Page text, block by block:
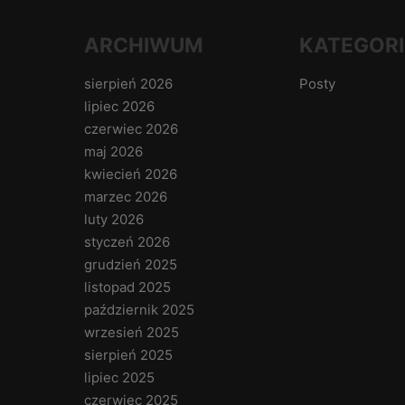
ARCHIWUM
sierpień 2026
lipiec 2026
czerwiec 2026
maj 2026
kwiecień 2026
marzec 2026
luty 2026
styczeń 2026
grudzień 2025
listopad 2025
październik 2025
wrzesień 2025
sierpień 2025
lipiec 2025
czerwiec 2025
Posty